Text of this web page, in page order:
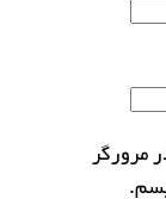
مرورگر